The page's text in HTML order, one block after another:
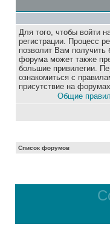
Для того, чтобы войти
регистрации. Процесс
позволит Вам
форума может также
большие привилегии.
ознакомиться с
присутствие на
Общие
Список форумов